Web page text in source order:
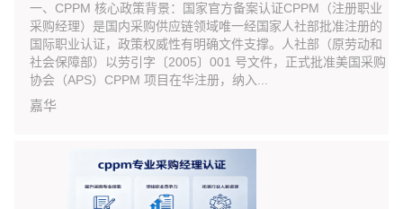
一、CPPM 核心政策背景：国家官方备案认证CPPM（注册职业
采购经理）是国内采购供应链领域唯一经国家人社部批准注册的
国际职业认证，政策权威性有明确文件支撑。人社部（原劳动和
社会保障部）以劳引字〔2005〕001 号文件，正式批准美国采购
协会（APS）CPPM 项目在华注册，纳入...
嘉华